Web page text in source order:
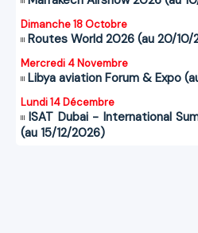
Dimanche 18 Octobre
Routes World 2026 (au 20/10/
Mercredi 4 Novembre
Libya aviation Forum & Expo
Lundi 14 Décembre
ISAT Dubai - International
(au 15/12/2026)